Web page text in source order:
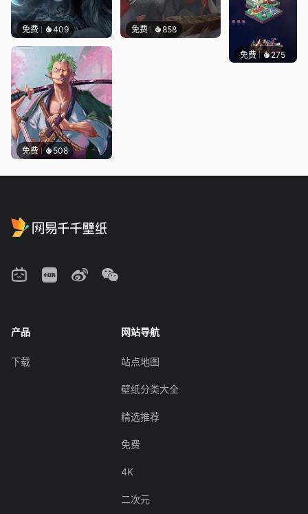
免费 409 免费 858
免费 508
免费 275Xuthus
产品
下载
网站导航
站点地图
壁纸分类大全
精选推荐
免费
4K
二次元